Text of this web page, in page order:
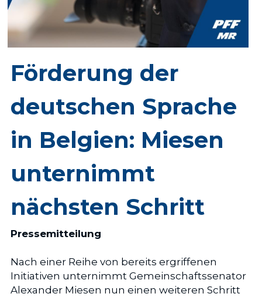
Förderung der
deutschen Sprache
in Belgien: Miesen
unternimmt
nächsten Schritt
Pressemitteilung
Nach einer Reihe von bereits ergriffenen
Initiativen unternimmt Gemeinschaftssenator
Alexander Miesen nun einen weiteren Schritt